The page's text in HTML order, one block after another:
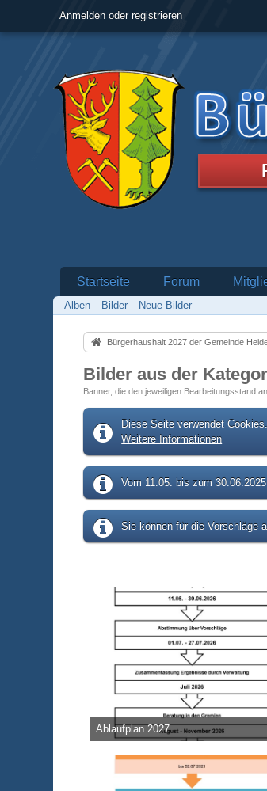
Anmelden oder registrieren
Startseite Forum
Alben Bilder Neue Bilder
Bürgerhaushalt 2027 der Gemeinde
Bilder aus der
Banner, die den jeweiligen Bearbeitungsstand
Diese Seite verwendet
Weitere Informationen
Vom 11.05. bis zum
Sie können für die Vorschläge
Ablaufplan 2027
Admin-11. Mai 2026
412
0 0